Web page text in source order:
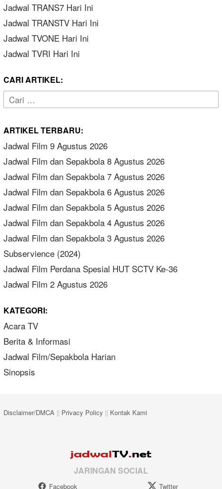
Jadwal TRANS7 Hari Ini
Jadwal TRANSTV Hari Ini
Jadwal TVONE Hari Ini
Jadwal TVRI Hari Ini
CARI ARTIKEL:
Cari
untuk:
ARTIKEL TERBARU:
Jadwal Film 9 Agustus 2026
Jadwal Film dan Sepakbola 8 Agustus 2026
Jadwal Film dan Sepakbola 7 Agustus 2026
Jadwal Film dan Sepakbola 6 Agustus 2026
Jadwal Film dan Sepakbola 5 Agustus 2026
Jadwal Film dan Sepakbola 4 Agustus 2026
Jadwal Film dan Sepakbola 3 Agustus 2026
Subservience (2024)
Jadwal Film Perdana Spesial HUT SCTV Ke-36
Jadwal Film 2 Agustus 2026
KATEGORI:
Acara TV
Berita & Informasi
Jadwal Film/Sepakbola Harian
Sinopsis
Disclaimer/DMCA || Privacy Policy || Kontak Kami
JARINGAN SOCIAL
Facebook Twitter